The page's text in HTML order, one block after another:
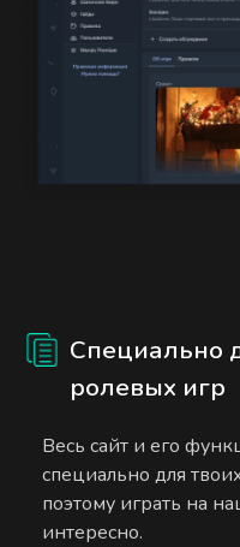
Специально
ролевых игр
Весь сайт и его
специально для
поэтому играть на
интересно.